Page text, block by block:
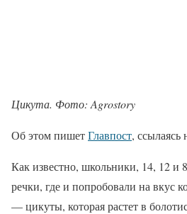
Цикута. Фото: Agrostory
Об этом пишетГлавпост, ссылаясь
Как известно, школьники, 14, 12 и
речки, где и попробовали на вкус
— цикуты, которая растет в